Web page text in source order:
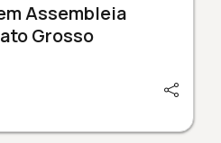
Assembleia
Grosso